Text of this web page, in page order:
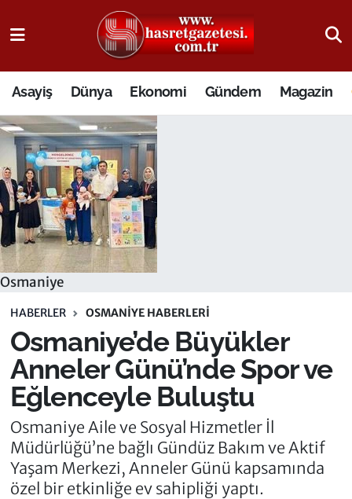
Asayiş Dünya Ekonomi Gündem Magazin
Osmaniye
HABERLER OSMANIYE HABERLERI
Osmaniye’de Büyükler
Anneler Günü’nde Spor ve
Eğlenceyle Buluştu
Osmaniye Aile ve Sosyal Hizmetler İl
Müdürlüğü’ne bağlı Gündüz Bakım ve Aktif
Yaşam Merkezi, Anneler Günü kapsamında
özel bir etkinliğe ev sahipliği yaptı.
Osmaniye Nöbetçi Eczaneler
Osmaniye Hava Durumu
Osmaniye Trafik Yoğunluk Haritası
Süper Lig Puan Durumu ve Fikstür
Tüm Manşetler
Son Dakika Haberleri